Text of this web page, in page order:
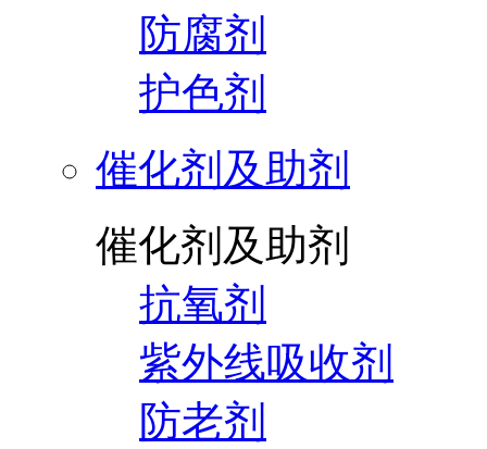
防腐剂
护色剂
催化剂及助剂
催化剂及助剂
抗氧剂
紫外线吸收剂
防老剂